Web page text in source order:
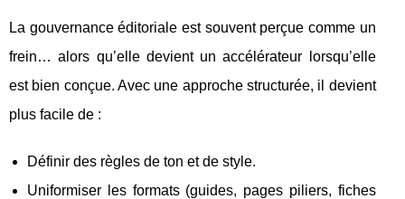
La gouvernance éditoriale est souvent perçue comme un
frein… alors qu’elle devient un accélérateur lorsqu’elle
est bien conçue. Avec une approche structurée, il devient
plus facile de :
Définir des règles de ton et de style.
Uniformiser les formats (guides, pages piliers, fiches